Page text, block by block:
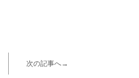
次の記事へ→